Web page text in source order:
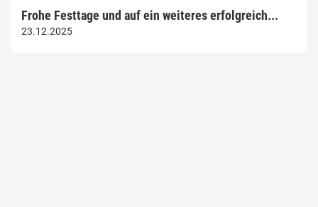
Frohe Festtage und auf ein weiteres erfolgreich...
23.12.2025